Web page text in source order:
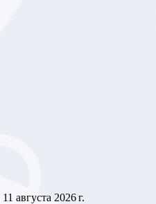
11 августа 2026 г.